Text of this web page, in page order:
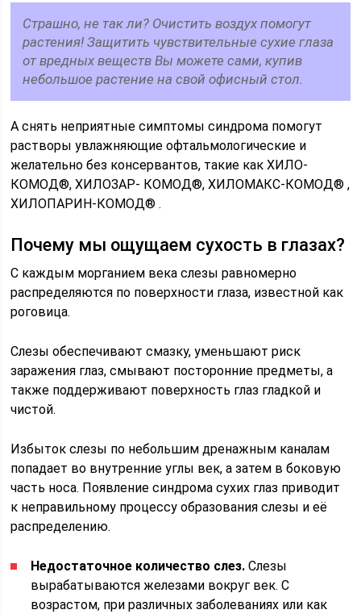
Страшно, не так ли? Очистить воздух помогут
растения! Защитить чувствительные сухие глаза
от вредных веществ Вы можете сами, купив
небольшое растение на свой офисный стол.
А снять неприятные симптомы синдрома помогут
растворы увлажняющие офтальмологические и
желательно без консервантов, такие как ХИЛО-
КОМОД®, ХИЛОЗАР- КОМОД®, ХИЛОМАКС-КОМОД® ,
ХИЛОПАРИН-КОМОД® .
Почему мы ощущаем сухость в глазах?
С каждым морганием века слезы равномерно
распределяются по поверхности глаза, известной как
роговица.
Слезы обеспечивают смазку, уменьшают риск
заражения глаз, смывают посторонние предметы, а
также поддерживают поверхность глаз гладкой и
чистой.
Избыток слезы по небольшим дренажным каналам
попадает во внутренние углы век, а затем в боковую
часть носа. Появление синдрома сухих глаз приводит
к неправильному процессу образования слезы и её
распределению.
Недостаточное количество слез. Слезы
вырабатываются железами вокруг век. С
возрастом, при различных заболеваниях или как